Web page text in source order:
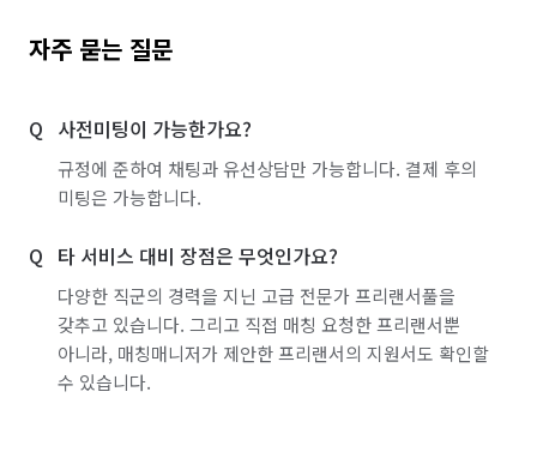
자주 묻는 질문
사전미팅이 가능한가요?
규정에 준하여 채팅과 유선상담만 가능합니다. 결제 후의
미팅은 가능합니다.
타 서비스 대비 장점은 무엇인가요?
다양한 직군의 경력을 지닌 고급 전문가 프리랜서풀을
갖추고 있습니다. 그리고 직접 매칭 요청한 프리랜서뿐
아니라, 매칭매니저가 제안한 프리랜서의 지원서도 확인할
수 있습니다.